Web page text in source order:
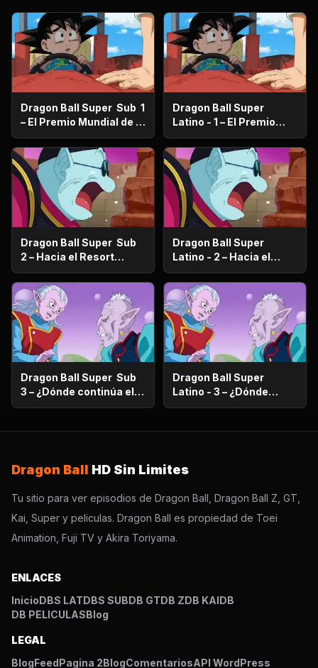
Dragon Ball Super Sub 1
– El Premio Mundial de la
Paz ¿Quién se quedará
con los 100 millones de
Zenis?
Dragon Ball Super
Latino - 1 – El Premio
Mundial de la Paz
¿Quién se quedará con
los 100 millones de
Zenis?
Dragon Ball Super Sub
2 – Hacia el Resort
prometido ¿Vegeta se va
de viaje familiar?
Dragon Ball Super
Latino - 2 – Hacia el
Resort prometido
¿Vegeta se va de viaje
familiar?
Dragon Ball Super Sub
3 – ¿Dónde continúa el
sueño? ¡Encuentra al
Dragon Ball Super
Latino - 3 – ¿Dónde
continúa el sueño?
Saiyajin Dios!
Dragon Ball HD Sin Limites
Tu sitio para ver episodios de Dragon Ball, Dragon Ball Z, GT,
Kai, Super y peliculas. Dragon Ball es propiedad de Toei
Animation, Fuji TV y Akira Toriyama.
ENLACES
InicioDBS LATDBS SUBDB GTDB ZDB KAIDB
DB PELICULASBlog
LEGAL
BlogFeedPagina 2BlogComentariosAPI WordPress